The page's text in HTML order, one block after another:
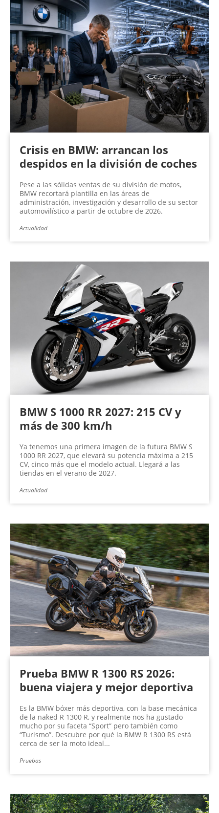
Crisis en BMW: arrancan los
despidos en la división de coches
Pese a las sólidas ventas de su división de motos,
BMW recortará plantilla en las áreas de
administración, investigación y desarrollo de su sector
automovilístico a partir de octubre de 2026.
Actualidad
BMW S 1000 RR 2027: 215 CV y
más de 300 km/h
Ya tenemos una primera imagen de la futura BMW S
1000 RR 2027, que elevará su potencia máxima a 215
CV, cinco más que el modelo actual. Llegará a las
tiendas en el verano de 2027.
Actualidad
Prueba BMW R 1300 RS 2026:
buena viajera y mejor deportiva
Es la BMW bóxer más deportiva, con la base mecánica
de la naked R 1300 R, y realmente nos ha gustado
mucho por su faceta “Sport” pero también como
“Turismo”. Descubre por qué la BMW R 1300 RS está
cerca de ser la moto ideal...
Pruebas